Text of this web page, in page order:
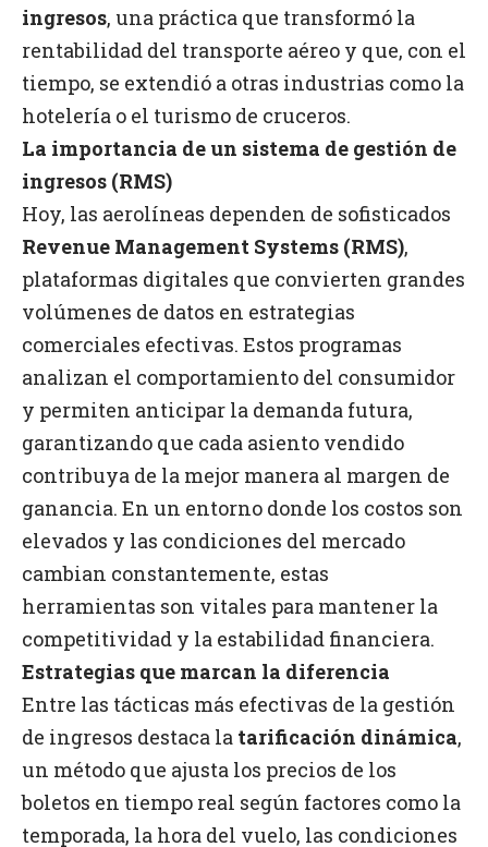
ingresos, una práctica que transformó la
rentabilidad del transporte aéreo y que, con el
tiempo, se extendió a otras industrias como la
hotelería o el turismo de cruceros.
La importancia de un sistema de gestión de
ingresos (RMS)
Hoy, las aerolíneas dependen de sofisticados
Revenue Management Systems (RMS),
plataformas digitales que convierten grandes
volúmenes de datos en estrategias
comerciales efectivas. Estos programas
analizan el comportamiento del consumidor
y permiten anticipar la demanda futura,
garantizando que cada asiento vendido
contribuya de la mejor manera al margen de
ganancia. En un entorno donde los costos son
elevados y las condiciones del mercado
cambian constantemente, estas
herramientas son vitales para mantener la
competitividad y la estabilidad financiera.
Estrategias que marcan la diferencia
Entre las tácticas más efectivas de la gestión
de ingresos destaca la tarificación dinámica,
un método que ajusta los precios de los
boletos en tiempo real según factores como la
temporada, la hora del vuelo, las condiciones